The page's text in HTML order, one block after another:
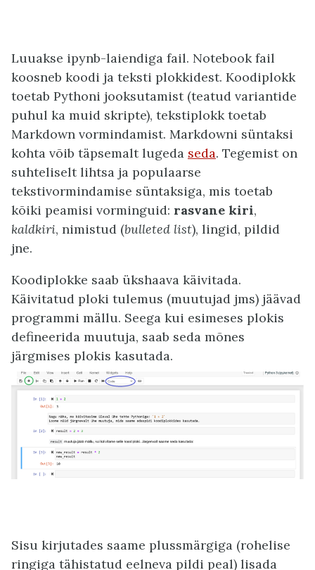
Luuakse ipynb-laiendiga fail. Notebook fail
koosneb koodi ja teksti plokkidest. Koodiplokk
toetab Pythoni jooksutamist (teatud variantide
puhul ka muid skripte), tekstiplokk toetab
Markdown vormindamist. Markdowni süntaksi
kohta võib täpsemalt lugeda seda. Tegemist on
suhteliselt lihtsa ja populaarse
tekstivormindamise süntaksiga, mis toetab
kõiki peamisi vorminguid: rasvane kiri,
kaldkiri, nimistud (bulleted list), lingid, pildid
jne.
Koodiplokke saab ükshaava käivitada.
Käivitatud ploki tulemus (muutujad jms) jäävad
programmi mällu. Seega kui esimeses plokis
defineerida muutuja, saab seda mõnes
järgmises plokis kasutada.
Sisu kirjutades saame plussmärgiga (rohelise
ringiga tähistatud eelneva pildi peal) lisada